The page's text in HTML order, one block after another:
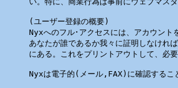
(ユーザー登録の概要)
Nyxへのフル･アクセスには、アカウント
あなたが誰であるか我々に証明しなけ
にある。これをプリントアウトして、必
Nyxは電子的(メール,FAX)に確認するこ